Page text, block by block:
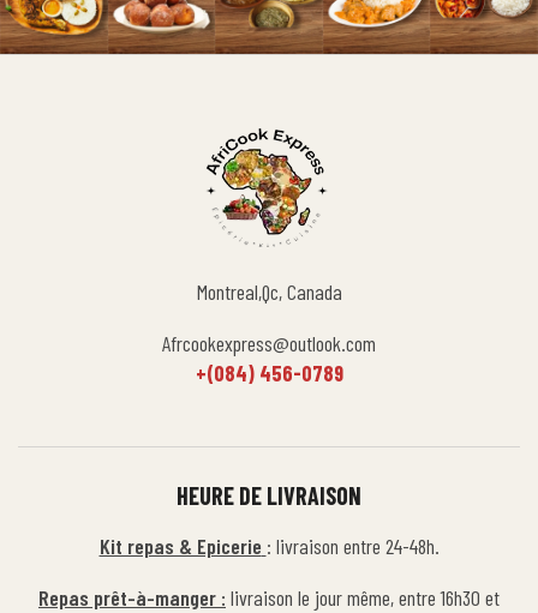
Montreal,Qc, Canada
Afrcookexpress@outlook.com
+(084) 456-0789
HEURE DE LIVRAISON
Kit repas & Epicerie : livraison entre 24-48h.
Repas prêt-à-manger : livraison le jour même, entre 16h30 et